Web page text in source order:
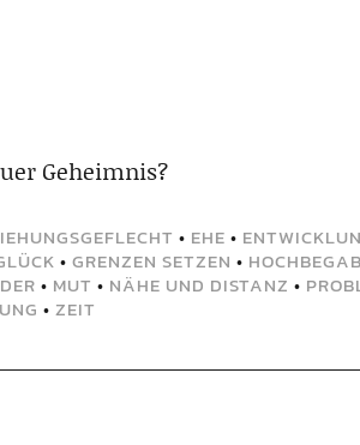
Geheimnis?
• EHE •
• GRENZEN SETZEN •
• MUT • NÄHE UND DISTANZ •
• ZEIT